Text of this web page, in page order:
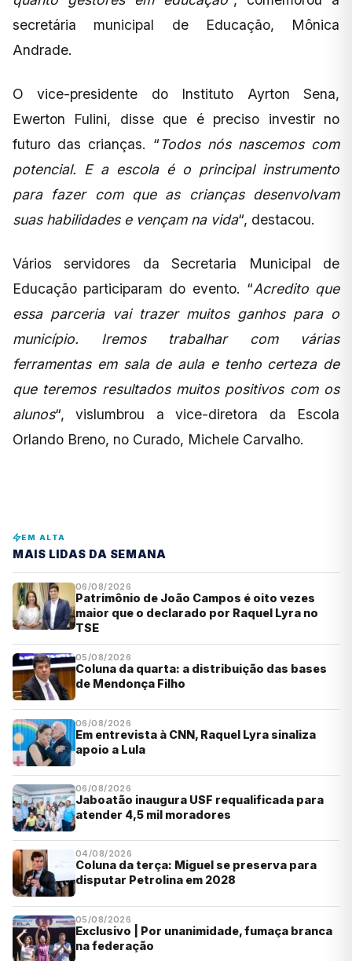
secretária municipal de Educação, Mônica
Andrade.
O vice-presidente do Instituto Ayrton Sena,
Ewerton Fulini, disse que é preciso investir no
futuro das crianças. “Todos nós nascemos com
potencial. E a escola é o principal instrumento
para fazer com que as crianças desenvolvam
suas habilidades e vençam na vida“, destacou.
Vários servidores da Secretaria Municipal de
Educação participaram do evento. “Acredito que
essa parceria vai trazer muitos ganhos para o
município. Iremos trabalhar com várias
ferramentas em sala de aula e tenho certeza de
que teremos resultados muitos positivos com os
alunos“, vislumbrou a vice-diretora da Escola
Orlando Breno, no Curado, Michele Carvalho.
EM ALTA
MAIS LIDAS DA SEMANA
06/08/2026
Patrimônio de João Campos é oito vezes
maior que o declarado por Raquel Lyra no
TSE
05/08/2026
Coluna da quarta: a distribuição das bases
de Mendonça Filho
06/08/2026
Em entrevista à CNN, Raquel Lyra sinaliza
apoio a Lula
06/08/2026
Jaboatão inaugura USF requalificada para
atender 4,5 mil moradores
04/08/2026
Coluna da terça: Miguel se preserva para
disputar Petrolina em 2028
05/08/2026
Exclusivo | Por unanimidade, fumaça branca
na federação